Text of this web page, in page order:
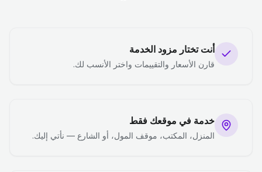
أنت تختار مزود الخدمة
قارن الأسعار والتقييمات واختر الأنسب لك.
خدمة في موقعك فقط
المنزل، المكتب، موقف المول، أو الشارع — نأتي إليك.